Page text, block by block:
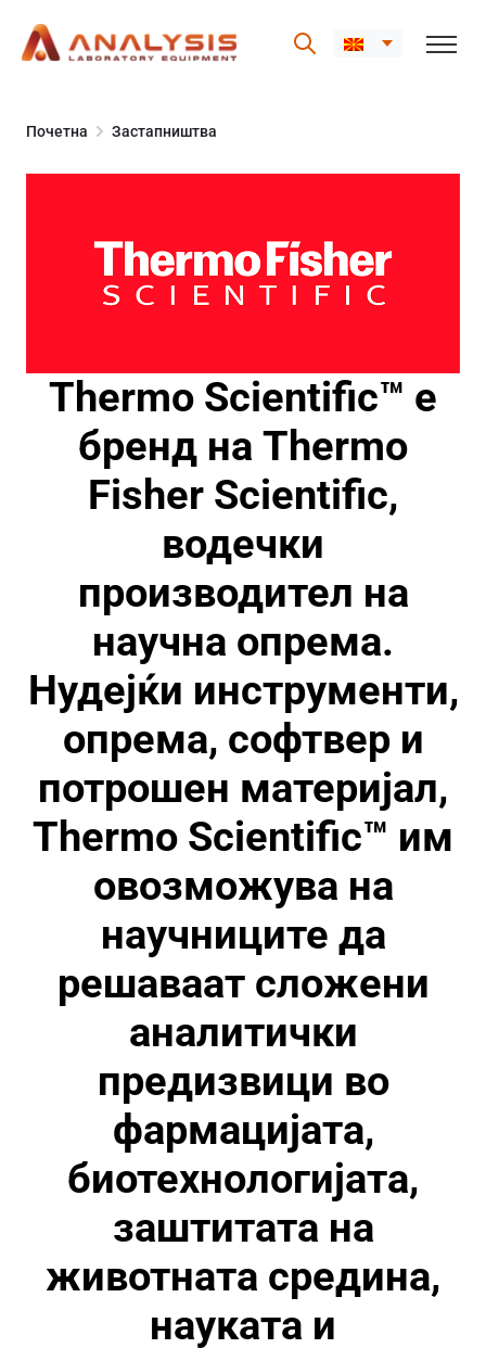
Почетна Застапништва
Thermo Scientific™ е
бренд на Thermo
Fisher Scientific,
водечки
производител на
научна опрема.
Нудејќи инструменти,
опрема, софтвер и
потрошен материјал,
Thermo Scientific™ им
овозможува на
научниците да
решаваат сложени
аналитички
предизвици во
фармацијата,
биотехнологијата,
заштитата на
животната средина,
науката и